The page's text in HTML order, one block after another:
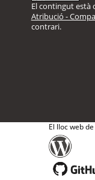
El contingut està
Atribució -
contrari.
El lloc web